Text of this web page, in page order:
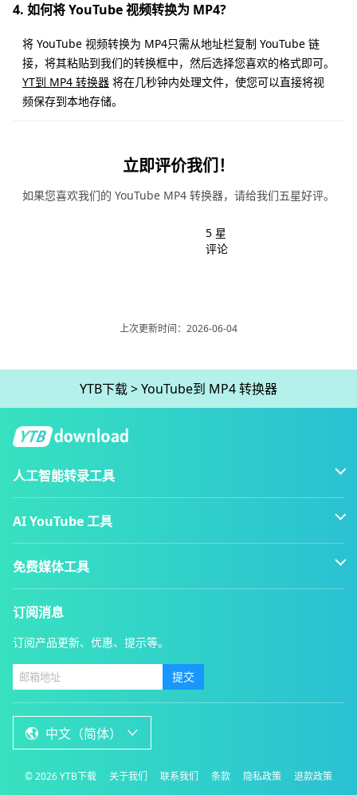
4. 如何将 YouTube 视频转换为 MP4?
将 YouTube 视频转换为 MP4只需从地址栏复制 YouTube 链
接，将其粘贴到我们的转换框中，然后选择您喜欢的格式即可。
YT到 MP4 转换器 将在几秒钟内处理文件，使您可以直接将视
频保存到本地存储。
立即评价我们！
如果您喜欢我们的 YouTube MP4 转换器，请给我们五星好评。
5 星
评论
上次更新时间：2026-06-04
YTB下载>YouTube到 MP4 转换器
人工智能转录工具
AI YouTube 工具
免费媒体工具
订阅消息
订阅产品更新、优惠、提示等。
提交
中文（简体）
©2026YTB下载 关于我们 联系我们 条款 隐私政策 退款政策